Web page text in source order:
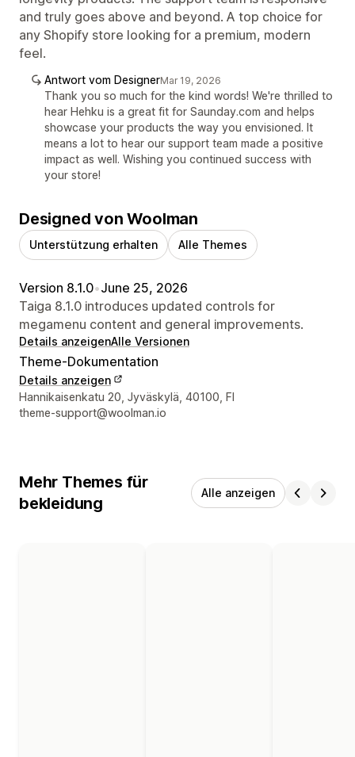
and truly goes above and beyond. A top choice for
any Shopify store looking for a premium, modern
feel.
Antwort vom DesignerMar 19, 2026
Thank you so much for the kind words! We're thrilled to
hear Hehku is a great fit for Saunday.com and helps
showcase your products the way you envisioned. It
means a lot to hear our support team made a positive
impact as well. Wishing you continued success with
your store!
Designed von Woolman
Unterstützung erhalten Alle Themes
Version 8.1.0•June 25, 2026
Taiga 8.1.0 introduces updated controls for
megamenu content and general improvements.
Details anzeigenAlle Versionen
Theme-Dokumentation
Details anzeigen
Designer-Kontaktdaten
Hannikaisenkatu 20, Jyväskylä, 40100, FI
theme-support@woolman.io
Mehr Themes für
bekleidung
Alle anzeigen